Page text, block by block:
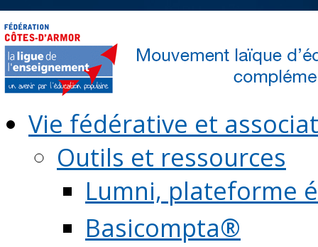
Vie fédérative et
Outils et ressources
Lumni, plateforme
Basicompta®